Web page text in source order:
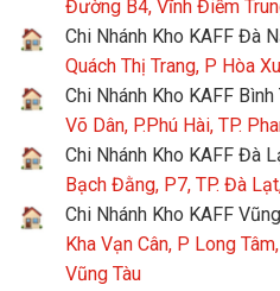
Đường B4, Vĩnh Điềm
Chi Nhánh Kho KAFF Đà
Quách Thị Trang, P Hòa
Chi Nhánh Kho KAFF
Võ Dân, P.Phú Hài, TP.
Chi Nhánh Kho KAFF Đà
Bạch Đằng, P7, TP. Đà
Chi Nhánh Kho KAFF
Kha Vạn Cân, P Long
Vũng Tàu